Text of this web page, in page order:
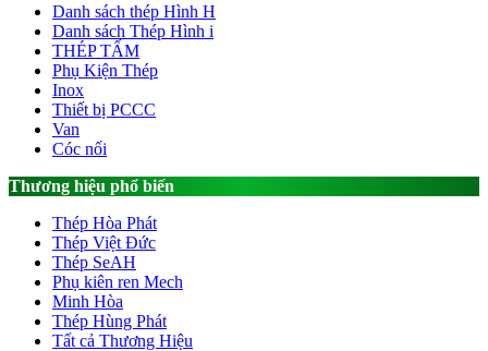
Danh sách thép Hình H
Danh sách Thép Hình i
THÉP TẤM
Phụ Kiện Thép
Inox
Thiết bị PCCC
Van
Cóc nối
Thương hiệu phổ biến
Thép Hòa Phát
Thép Việt Đức
Thép SeAH
Phụ kiên ren Mech
Minh Hòa
Thép Hùng Phát
Tất cả Thương Hiệu